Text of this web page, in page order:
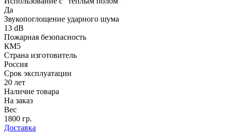
Да
Звукопоглощение ударного шума
13 dB
Пожарная безопасность
КМ5
Страна изготовитель
Россия
Срок эксплуатации
20 лет
Наличие товара
На заказ
Вес
1800 гр.
Доставка